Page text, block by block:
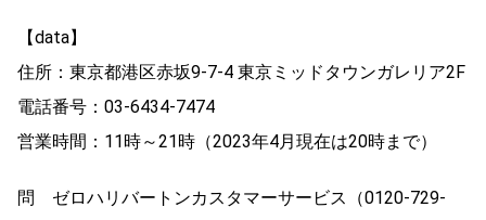
【data】
住所：東京都港区赤坂9-7-4 東京ミッドタウンガレリア2F
電話番号：03-6434-7474
営業時間：11時～21時（2023年4月現在は20時まで）
問 ゼロハリバートンカスタマーサービス（0120-729-